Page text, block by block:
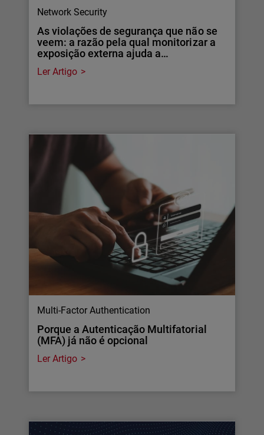
Network Security
As violações de segurança que não se
veem: a razão pela qual monitorizar a
exposição externa ajuda a…
Ler Artigo
Multi-Factor Authentication
Porque a Autenticação Multifatorial
(MFA) já não é opcional
Ler Artigo